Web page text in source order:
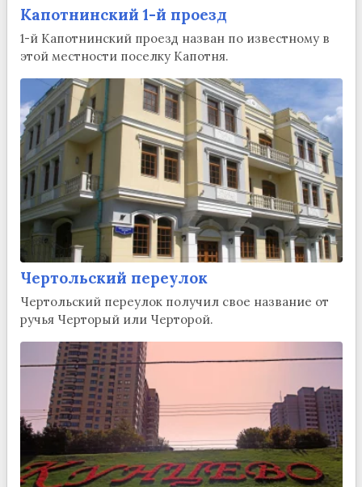
Капотнинский 1-й проезд
1-й Капотнинский проезд назван по известному в
этой местности поселку Капотня.
Чертольский переулок
Чертольский переулок получил свое название от
ручья Черторый или Черторой.